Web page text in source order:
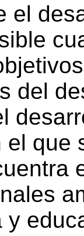
el
del
el que
y